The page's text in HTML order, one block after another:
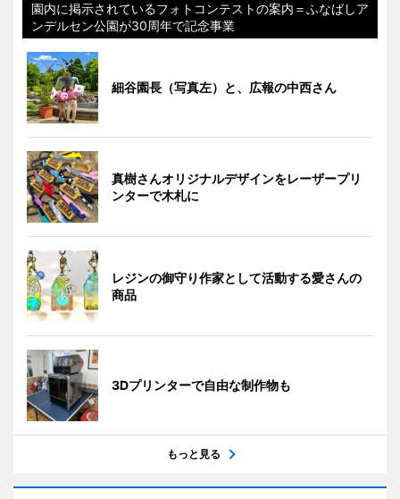
園内に掲示されているフォトコンテストの案内＝ふなばしア
ンデルセン公園が30周年で記念事業
細谷園長（写真左）と、広報の中西さん
真樹さんオリジナルデザインをレーザープリ
ンターで木札に
レジンの御守り作家として活動する愛さんの
商品
3Dプリンターで自由な制作物も
もっと見る